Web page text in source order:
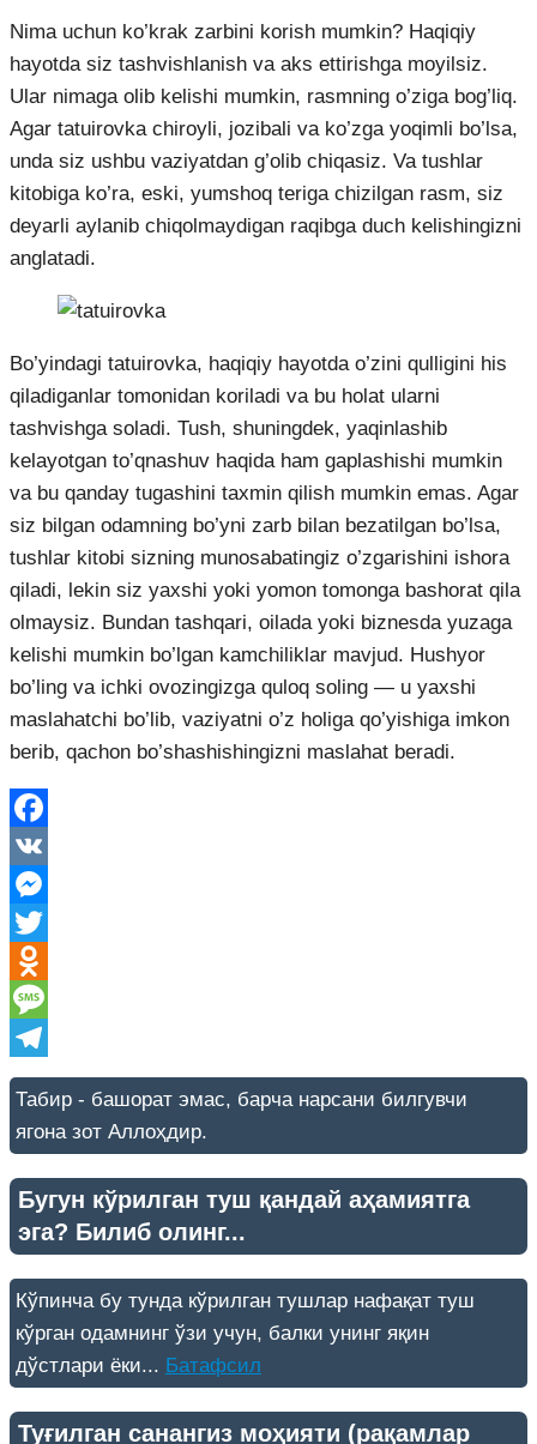
Nima uchun ko’krak zarbini korish mumkin? Haqiqiy
hayotda siz tashvishlanish va aks ettirishga moyilsiz.
Ular nimaga olib kelishi mumkin, rasmning o’ziga bog’liq.
Agar tatuirovka chiroyli, jozibali va ko’zga yoqimli bo’lsa,
unda siz ushbu vaziyatdan g’olib chiqasiz. Va tushlar
kitobiga ko’ra, eski, yumshoq teriga chizilgan rasm, siz
deyarli aylanib chiqolmaydigan raqibga duch kelishingizni
anglatadi.
Bo’yindagi tatuirovka, haqiqiy hayotda o’zini qulligini his
qiladiganlar tomonidan koriladi va bu holat ularni
tashvishga soladi. Tush, shuningdek, yaqinlashib
kelayotgan to’qnashuv haqida ham gaplashishi mumkin
va bu qanday tugashini taxmin qilish mumkin emas. Agar
siz bilgan odamning bo’yni zarb bilan bezatilgan bo’lsa,
tushlar kitobi sizning munosabatingiz o’zgarishini ishora
qiladi, lekin siz yaxshi yoki yomon tomonga bashorat qila
olmaysiz. Bundan tashqari, oilada yoki biznesda yuzaga
kelishi mumkin bo’lgan kamchiliklar mavjud. Hushyor
bo’ling va ichki ovozingizga quloq soling — u yaxshi
maslahatchi bo’lib, vaziyatni o’z holiga qo’yishiga imkon
berib, qachon bo’shashishingizni maslahat beradi.
Facebook
VK
Messenger
Twitter
Odnoklassniki
Message
Telegram
Табир - башорат эмас, барча нарсани билгувчи
ягона зот Аллоҳдир.
Бугун кўрилган туш қандай аҳамиятга
эга? Билиб олинг...
Кўпинча бу тунда кўрилган тушлар нафақат туш
кўрган одамнинг ўзи учун, балки унинг яқин
дўстлари ёки... Батафсил
Туғилган санангиз моҳияти (рақамлар